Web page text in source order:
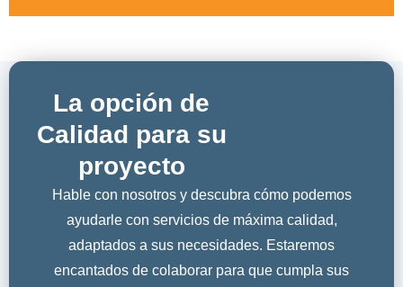
La opción de
Calidad para su
proyecto
Hable con nosotros y descubra cómo podemos
ayudarle con servicios de máxima calidad,
adaptados a sus necesidades. Estaremos
encantados de colaborar para que cumpla sus